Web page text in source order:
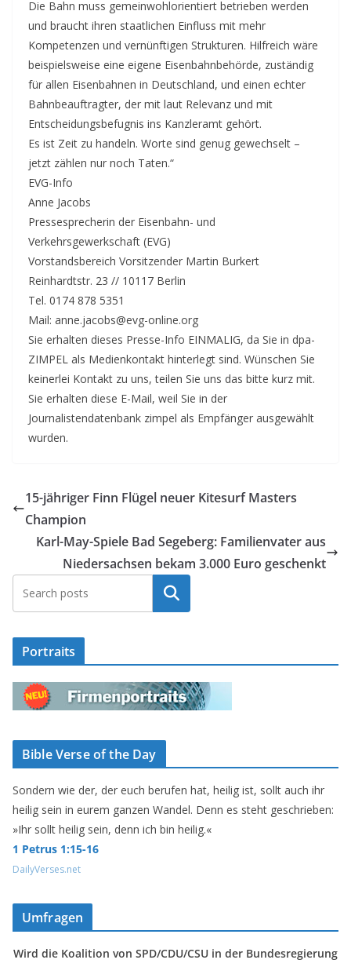
Die Bahn muss gemeinwohlorientiert betrieben werden
und braucht ihren staatlichen Einfluss mit mehr
Kompetenzen und vernünftigen Strukturen. Hilfreich wäre
beispielsweise eine eigene Eisenbahnbehörde, zuständig
für allen Eisenbahnen in Deutschland, und einen echter
Bahnbeauftragter, der mit laut Relevanz und mit
Entscheidungsbefugnis ins Kanzleramt gehört.
Es ist Zeit zu handeln. Worte sind genug gewechselt –
jetzt zählen nur noch Taten.“
EVG-Info
Anne Jacobs
Pressesprecherin der Eisenbahn- und
Verkehrsgewerkschaft (EVG)
Vorstandsbereich Vorsitzender Martin Burkert
Reinhardtstr. 23 // 10117 Berlin
Tel. 0174 878 5351
Mail: anne.jacobs@evg-online.org
Sie erhalten dieses Presse-Info EINMALIG, da Sie in dpa-
ZIMPEL als Medienkontakt hinterlegt sind. Wünschen Sie
keinerlei Kontakt zu uns, teilen Sie uns das bitte kurz mit.
Sie erhalten diese E-Mail, weil Sie in der
Journalistendatenbank zimpel als Empfänger ausgewählt
wurden.
15-jähriger Finn Flügel neuer Kitesurf Masters
Champion
Karl-May-Spiele Bad Segeberg: Familienvater aus
Niedersachsen bekam 3.000 Euro geschenkt
Suchen
Portraits
Bible Verse of the Day
Sondern wie der, der euch berufen hat, heilig ist, sollt auch ihr
heilig sein in eurem ganzen Wandel. Denn es steht geschrieben:
»Ihr sollt heilig sein, denn ich bin heilig.«
1 Petrus 1:15-16
DailyVerses.net
Umfragen
Wird die Koalition von SPD/CDU/CSU in der Bundesregierung